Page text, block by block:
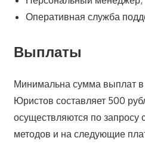
Оперативная служба
Выплаты
Минимальна сумма выплат в
Юристов составляет 500
осуществляются по
методов и на следующие